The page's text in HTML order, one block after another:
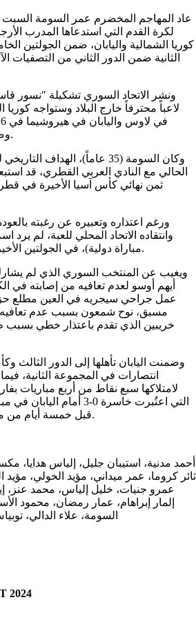
عاد المهاجم المخضرم عمر السومة
لكرة القدم التي استدعاها المدرب
كوريا الشمالية واليابان، ضمن الجولتين
الثانية ضمن الدور الثاني من التصفيات
ونشر الاتحاد السوري تشكيلة "نسور
لاعباً محترفاً خارج البلاد وستواجه
وضمّت في صفوفها السومة.
وكان السومة (35 عاماً)،
الحالي مع النادي العربي القطري، قد
ثمن نهائي كأس آسيا الأخيرة في
ورغم اعتذاره وتعبيره عن رغبته
مباراة دولية)، في الجولتين الأخيرتين من التصفيات القارية.
ويغيب عن المنتخب السوري الذي لم
أيهم أوسو لعدم تعافيه من إصابته في
عمل جراحي سيجريه في العين مطلع
مسبق، نوح شمعون بسبب عدم تعافيه
خريبين الذي تقدم باعتذار خطي
وضمنت اليابان تأهلها إلى الدور الثالث
انتصارات في المجموعة الثانية،
لامتلاكها سبع نقاط من أربع مباريات
التي اعتُبرت خاسرة 0-3 أمام
قبل خمسة أيام من موعدها دون شرح الأسباب.
أحمد مدنية، استيبان جليل، إلياس هدايا،
ثائر كروما، عمر ميداني، مؤيد الخولي،
عمرو جنيات، خليل إلياس، محمد عنز،
إلمار إبراهام، عمار رمضان، محمود
السومة، علاء الدالي،
2024